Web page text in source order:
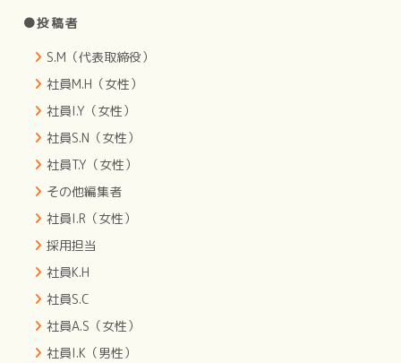
●投稿者
S.M（代表取締役）
社員M.H（女性）
社員I.Y（女性）
社員S.N（女性）
社員T.Y（女性）
その他編集者
社員I.R（女性）
採用担当
社員K.H
社員S.C
社員A.S（女性）
社員I.K（男性）